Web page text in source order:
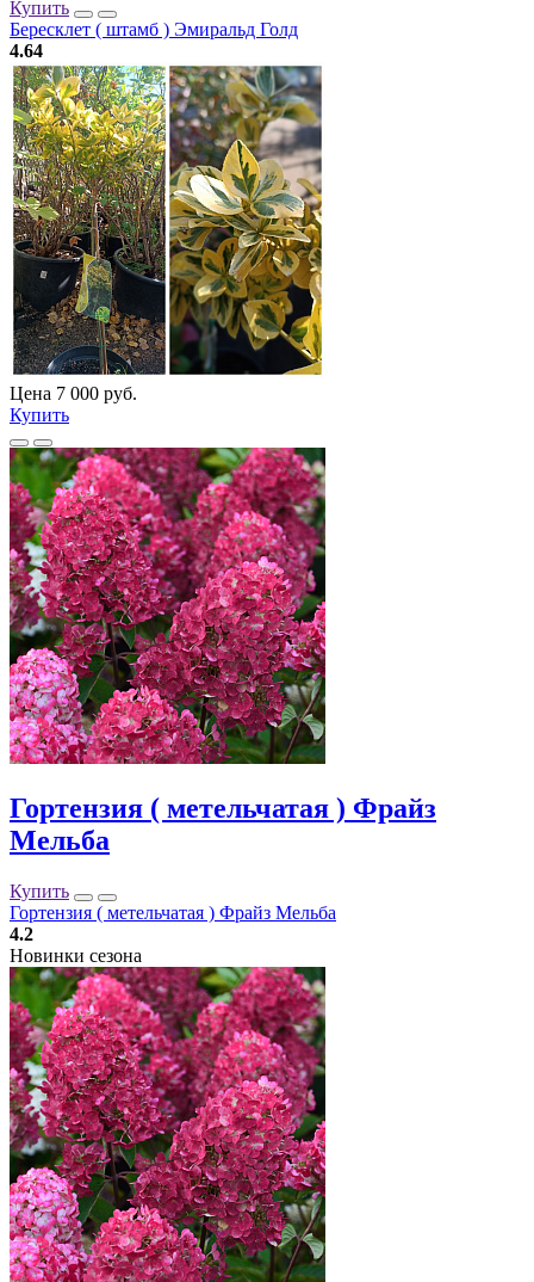
Купить
Бересклет ( штамб ) Эмиральд Голд
4.64
Цена 7 000 руб.
Купить
Гортензия ( метельчатая ) Фрайз
Мельба
Купить
Гортензия ( метельчатая ) Фрайз Мельба
4.2
Новинки сезона